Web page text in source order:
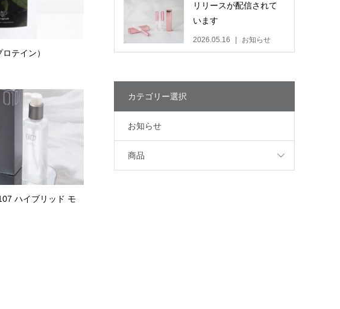
テイン）
ハイブリッド モ
リリースが配信されて
います
2026.05.16 お知らせ
カテゴリー選択
お知らせ
商品